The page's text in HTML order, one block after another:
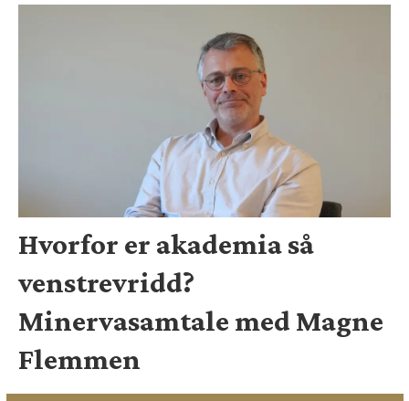
Hvorfor er akademia så
venstrevridd?
Minervasamtale med Magne
Flemmen